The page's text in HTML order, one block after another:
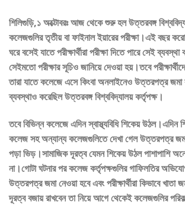
শিলিগুড়ি,১ অক্টোবরঃ আজ থেকে শুরু হল উত্তরবঙ্গ
কলেজগুলির তৃতীয় বা ফাইনাল ইয়ারের পরীক্ষা।এই বছর
ঘরে বসেই যাতে পরীক্ষার্থীরা পরীক্ষা দিতে পারে সেই
সেইমতো পরীক্ষার সূচিও জানিয়ে দেওয়া হয়।তবে
তারা যাতে কলেজে এসে কিংবা অনলাইনেও উত্তরপত্র জমা
ব্যবস্থাও করেছিল উত্তরবঙ্গ বিশ্ববিদ্যালয় কর্তৃপক্ষ।
তবে বিভিন্ন কলেজে এদিন স্বাস্থ্যবিধি শিকেয় উঠল।এদিন
কলেজ সহ অন্যান্য কলেজগুলিতে দেখা গেল উত্তরপত্র
পড়া ভিড়।সামাজিক দূরত্ব যেমন শিকেয় উঠল পাশাপাশি
না।গোটা ঘটনার পর কলেজ কর্তৃপক্ষগুলির গাফিলতির
উত্তরপত্র জমা নেওয়া হবে এবং পরীক্ষার্থীরা কিভাবে খাতা
দূরত্ব বজায় রাখবেন তা নিয়ে আগে থেকেই কলেজগুলির